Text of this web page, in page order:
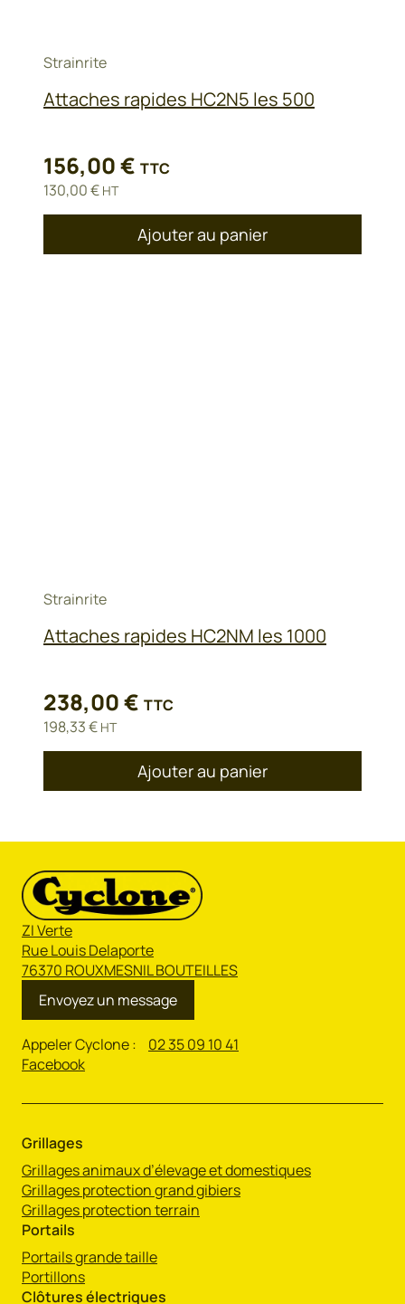
Strainrite
Attaches rapides HC2N5 les 500
156,00€ TTC
130,00€ HT
Ajouter au panier
Strainrite
Attaches rapides HC2NM les 1000
238,00€ TTC
198,33€ HT
Ajouter au panier
ZI Verte
Rue Louis Delaporte
76370 ROUXMESNIL BOUTEILLES
Envoyez un message
Appeler Cyclone : 02 35 09 10 41
Facebook
Grillages
Grillages animaux d’élevage et domestiques
Grillages protection grand gibiers
Grillages protection terrain
Portails
Portails grande taille
Portillons
Clôtures électriques